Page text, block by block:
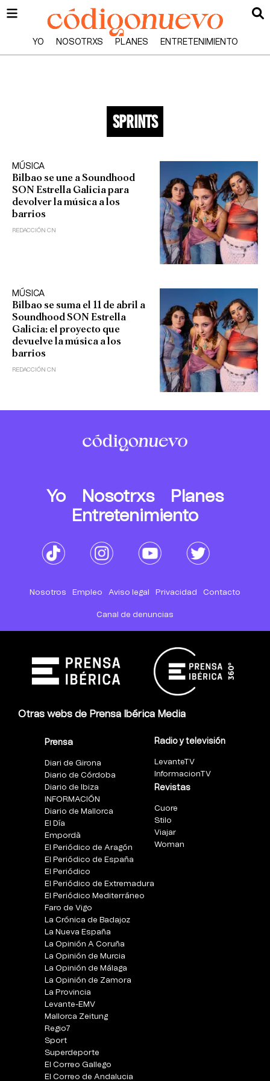
YO NOSOTRXS PLANES ENTRETENIMIENTO
sprints
MÚSICA
Bilbao se une a Soundhood
SON Estrella Galicia para
devolver la música a los
barrios
REDACCIÓN CN
MÚSICA
Bilbao se suma el 11 de abril a
Soundhood SON Estrella
Galicia: el proyecto que
devuelve la música a los
barrios
REDACCIÓN CN
Yo Nosotrxs
Planes
Entretenimiento
Nosotros Empleo Aviso legal Privacidad Contacto
Canal de denuncias
Otras webs de Prensa Ibérica Media
Prensa
Diari de Girona
Diario de Córdoba
Diario de Ibiza
INFORMACIÓN
Diario de Mallorca
El Día
Empordà
El Periódico de Aragón
El Periódico de España
El Periódico
El Periódico de Extremadura
El Periódico Mediterráneo
Faro de Vigo
La Crónica de Badajoz
La Nueva España
La Opinión A Coruña
La Opinión de Murcia
La Opinión de Málaga
La Opinión de Zamora
La Provincia
Levante-EMV
Mallorca Zeitung
Regio7
Sport
Superdeporte
El Correo Gallego
El Correo de Andalucia
Radio y televisión
LevanteTV
InformacionTV
Revistas
Cuore
Stilo
Viajar
Woman